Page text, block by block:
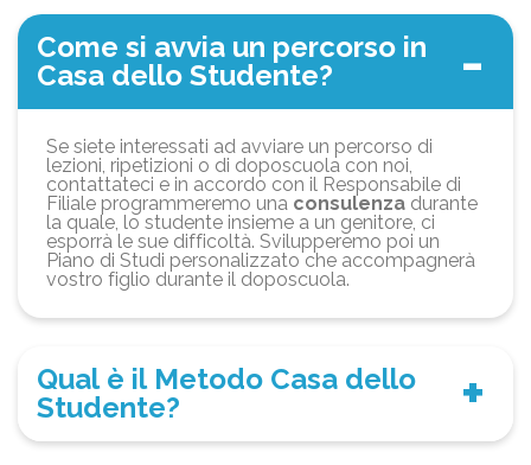
Come si avvia un percorso in
Casa dello Studente?
Se siete interessati ad avviare un percorso di
lezioni, ripetizioni o di doposcuola con noi,
contattateci e in accordo con il Responsabile di
Filiale programmeremo una consulenza durante
la quale, lo studente insieme a un genitore, ci
esporrà le sue difficoltà. Svilupperemo poi un
Piano di Studi personalizzato che accompagnerà
vostro figlio durante il doposcuola.
Qual è il Metodo Casa dello
Studente?